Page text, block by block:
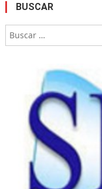
BUSCAR